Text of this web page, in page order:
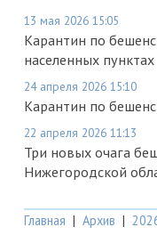
13 мая 2026 15:05
Карантин по
населенных пунктах
24 апреля 2026 15:10
Карантин по
22 апреля 2026 11:13
Три новых очага
Нижегородской
Главная | Архив |